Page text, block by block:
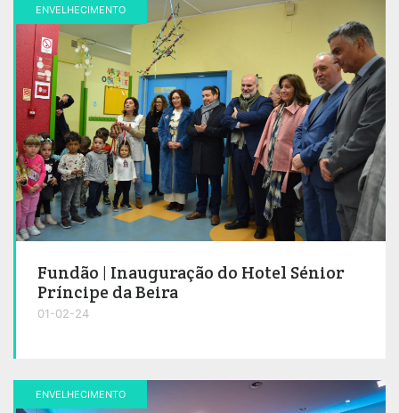
ENVELHECIMENTO
Fundão | Inauguração do Hotel Sénior
Príncipe da Beira
01-02-24
ENVELHECIMENTO